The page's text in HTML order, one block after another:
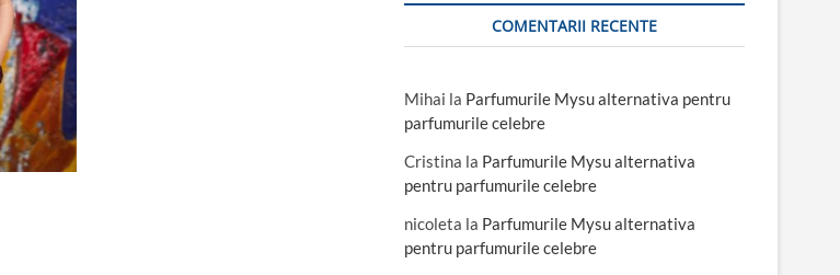
COMENTARII RECENTE
Mihai la Parfumurile Mysu alternativa pentru
parfumurile celebre
Cristina la Parfumurile Mysu alternativa
pentru parfumurile celebre
nicoleta la Parfumurile Mysu alternativa
pentru parfumurile celebre